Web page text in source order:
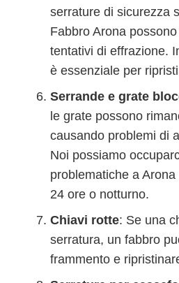
serrature di sicurezza
Fabbro Arona
tentativi di effrazione.
è essenziale per
Serrande e grate
le grate possono
causando problemi di
Noi possiamo
problematiche a
24 ore o notturno.
Chiavi rotte: Se una
serratura, un fabbro
frammento e